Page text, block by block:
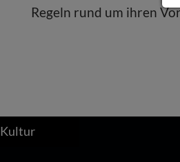
Regeln rund um ihren
Kultur